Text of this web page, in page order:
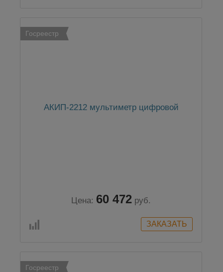
Госреестр
АКИП-2212 мультиметр цифровой
Цена: 60 472 руб.
Госреестр